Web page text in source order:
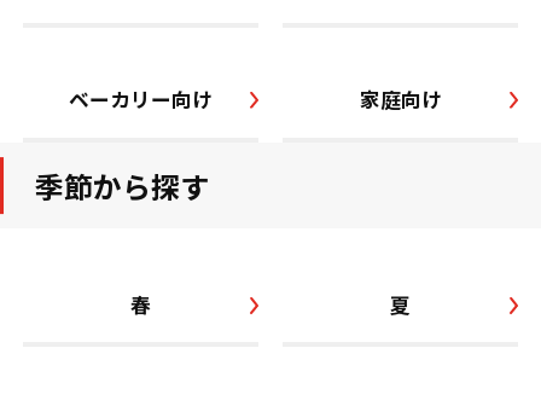
ベーカリー向け 家庭向け
季節から探す
春 夏